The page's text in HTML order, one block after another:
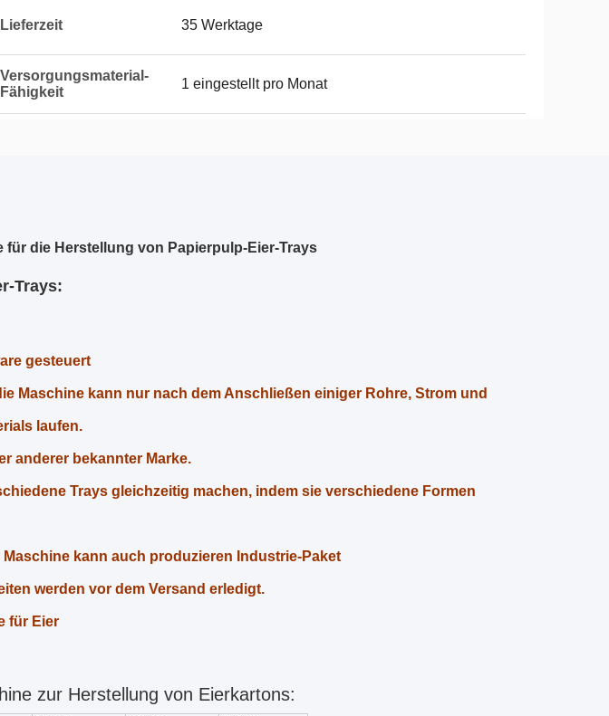
Lieferzeit 35 Werktage
Versorgungsmaterial-
Fähigkeit
1 eingestellt pro Monat
für die Herstellung von Papierpulp-Eier-Trays
Trays:
gesteuert
Maschine kann nur nach dem Anschließen einiger Rohre, Strom und
laufen.
anderer bekannter Marke.
Trays gleichzeitig machen, indem sie verschiedene Formen
Maschine kann auch produzieren Industrie-Paket
werden vor dem Versand erledigt.
für Eier
zur Herstellung von Eierkartons: